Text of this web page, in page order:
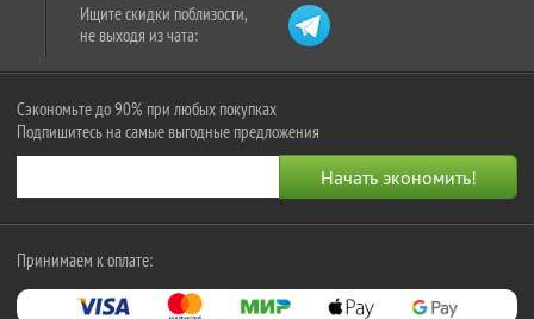
Ищите скидки поблизости,
не выходя из чата:
Сэкономьте до 90% при любых покупках
Подпишитесь на самые выгодные предложения
Принимаем к оплате: